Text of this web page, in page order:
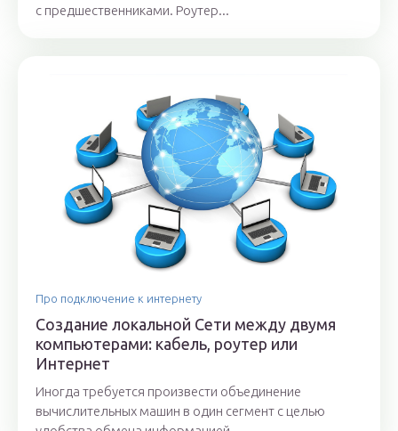
с предшественниками. Роутер...
Про подключение к интернету
Создание локальной Сети между двумя
компьютерами: кабель, роутер или
Интернет
Иногда требуется произвести объединение
вычислительных машин в один сегмент с целью